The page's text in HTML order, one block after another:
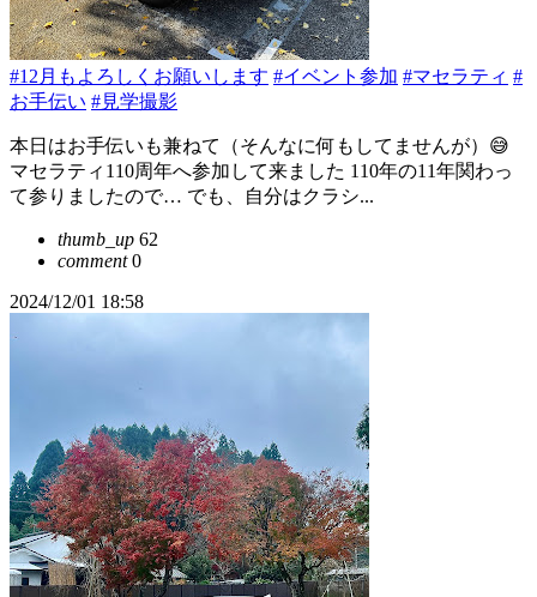
#12月もよろしくお願いします #イベント参加 #マセラティ #
お手伝い #見学撮影
本日はお手伝いも兼ねて（そんなに何もしてませんが）😅
マセラティ110周年へ参加して来ました 110年の11年関わっ
て参りましたので… でも、自分はクラシ...
thumb_up 62
comment0
2024/12/01 18:58